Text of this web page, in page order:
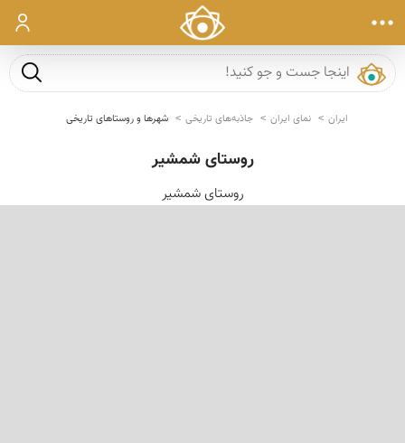
ورود
جست و
ایران نمای ایران جاذبه‌های تاریخی شهرها و روستاهای تاریخی
روستای شمشیر
روستای شمشیر